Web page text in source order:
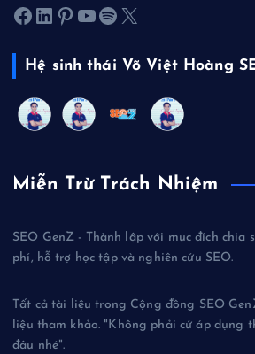
Facebook LinkedIn Pinterest Youtube Spotify X
Hệ sinh thái Võ Việt Hoàng
Miễn Trừ Trách Nhiệm
SEO GenZ - Thành lập với mục đích chia
phí, hỗ trợ học tập và nghiên cứu SEO.
Tất cả tài liệu trong Cộng đồng SEO
liệu tham khảo. "Không phải cứ áp dụng
đâu nhé".